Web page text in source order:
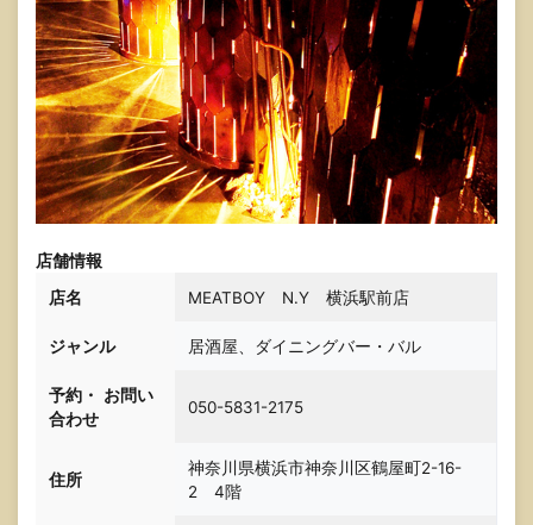
店舗情報
店名 MEATBOY N.Y 横浜駅前店
ジャンル 居酒屋、ダイニングバー・バル
予約・
お問い
合わせ
050-5831-2175
住所
神奈川県横浜市神奈川区鶴屋町2-16-
2 4階